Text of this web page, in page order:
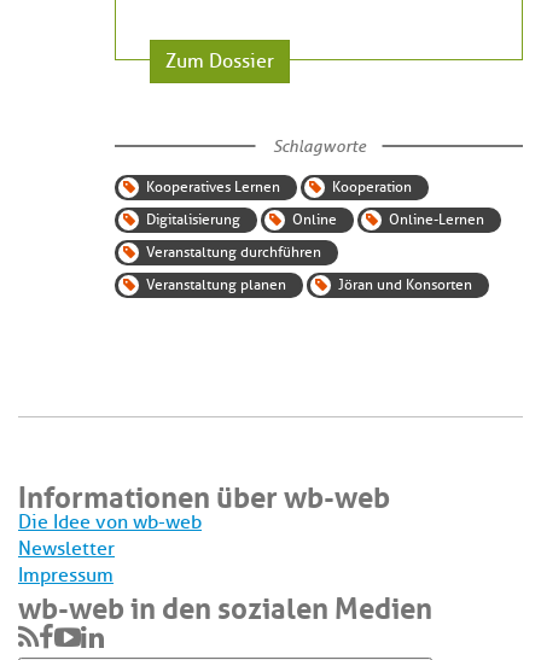
Zum Dossier
Schlagworte
Kooperatives Lernen
Kooperation
Digitalisierung
Online
Online-Lernen
Veranstaltung durchführen
Veranstaltung planen
Jöran und Konsorten
Informationen über wb-web
Die Idee von wb-web
Newsletter
Impressum
wb-web in den sozialen Medien